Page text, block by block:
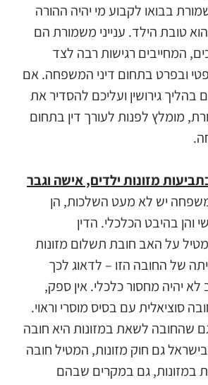
בבואו לקבוע מי יהיה ההורה
טובת הילד. ענייני משמורת הם
המחייבים רגישות רבה לצד
ובפרט בתחום דיני המשפחה. אם
גירושין ועליכם להסדיר את
מומלץ לפנות לעורך דין בתחום
בתביעות מזונות ילדים, אישה וגבר
יש לא מעט השלכות, הן
והן בהיבט הכלכלי. הדין
מטיל על האב חובת תשלום מזונות
של החובה הזו – לדאוג לכך
יהיה מחסור כלכלי. אין ספק,
סוציאלית עם בסיס מוסרי וראוי.
שהחובה לשאת במזונות היא חובה
גם חוק מזונות, המטיל חובה
במזונות, גם במקרים שבהם